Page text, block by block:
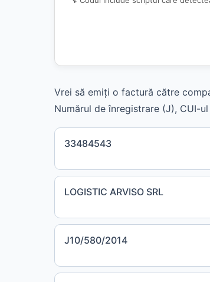
Vrei să emiți o factură către
Numărul de înregistrare (J), CUI-
33484543
LOGISTIC ARVISO SRL
J10/580/2014